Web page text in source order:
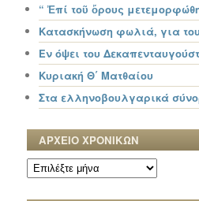
“ Ἐπί τοῦ ὄρους
Κατασκήνωση φωλιά, για
Εν όψει του
Κυριακή Θ΄ Ματθαίου
Στα ελληνοβουλγαρικά
ΑΡΧΕΙΟ ΧΡΟΝΙΚΩΝ
ΑΡΧΕΙΟ
ΧΡΟΝΙΚΩΝ